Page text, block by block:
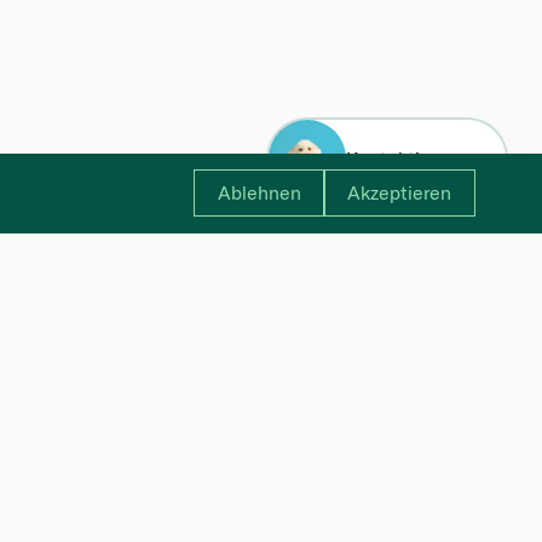
Kontaktiere uns
Ablehnen
Akzeptieren